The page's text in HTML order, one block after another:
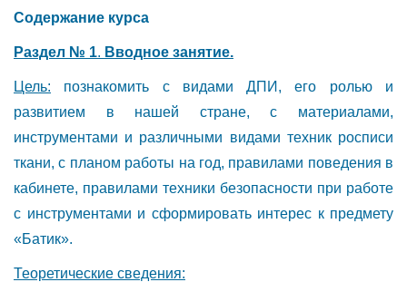
Содержание курса
Раздел № 1. Вводное занятие.
Цель: познакомить с видами ДПИ, его ролью и
развитием в нашей стране, с материалами,
инструментами и различными видами техник росписи
ткани, с планом работы на год, правилами поведения в
кабинете, правилами техники безопасности при работе
с инструментами и сформировать интерес к предмету
«Батик».
Теоретические сведения: